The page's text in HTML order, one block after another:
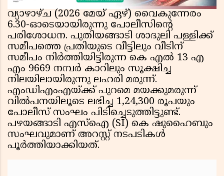
വ്യാഴാഴ്ച (2026 മേയ് ഏഴ്) വൈകുന്നേരം
6.30-ഓടെയായിരുന്നു പോലീസിൻ്റെ
പരിശോധന. പുതിയങ്ങാടി ശാദുലി പള്ളിക്ക്
സമീപത്തെ പ്രതിയുടെ വീട്ടിലും വീടിന്
സമീപം നിർത്തിയിട്ടിരുന്ന കെ എൽ 13 എ
എം 9669 നമ്പർ കാറിലും സൂക്ഷിച്ച
നിലയിലായിരുന്നു ലഹരി മരുന്ന്.
എംഡിഎംഎയ്ക്ക് പുറമെ മയക്കുമരുന്ന്
വിൽപനയിലൂടെ ലഭിച്ച 1,24,300 രൂപയും
പോലീസ് സംഘം പിടിച്ചെടുത്തിട്ടുണ്ട്.
പഴയങ്ങാടി എസ്ഐ (SI) കെ ഷുഹൈബും
സംഘവുമാണ് അറസ്റ്റ് നടപടികൾ
പൂർത്തിയാക്കിയത്.